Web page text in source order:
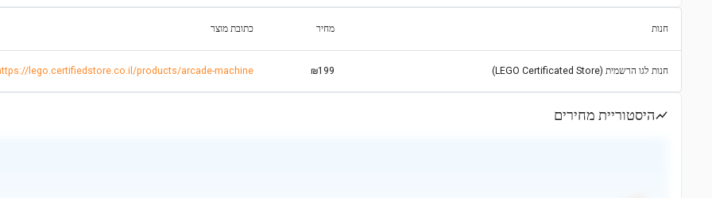
חנות מחיר כתובת מוצר
חנות לגו הרשמית (LEGO Certificated Store) ₪199
lego.certifiedstore.co.il/products/arcade-machine
היסטוריית מחירים